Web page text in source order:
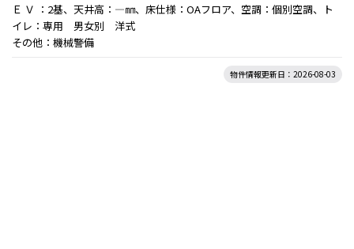
Ｅ Ｖ ：2基、天井高：―㎜、床仕様：OAフロア、空調：個別空調、ト
イレ：専用 男女別 洋式
その他：機械警備
物件情報更新日：2026-08-03